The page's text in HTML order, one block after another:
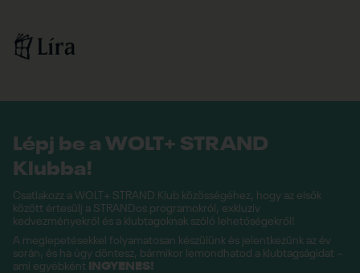
Lépj be a WOLT+ STRAND
Klubba!
Csatlakozz a WOLT+ STRAND Klub közösségéhez, hogy az elsők
között értesülj a STRANDos programokról, exkluzív
kedvezményekről és a klubtagoknak szóló lehetőségekről!
A meglepetésekkel folyamatosan készülünk és jelentkezünk az év
során, és ha úgy döntesz, bármikor lemondhatod a klubtagságidat –
ami egyébként
INGYENES!